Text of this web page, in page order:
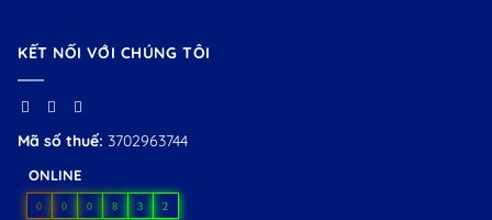
KẾT NỐI VỚI CHÚNG TÔI
Mã số thuế: 3702963744
ONLINE
0 0 0 8 3 2